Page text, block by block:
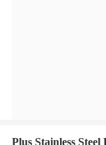
Plus Stainless Steel